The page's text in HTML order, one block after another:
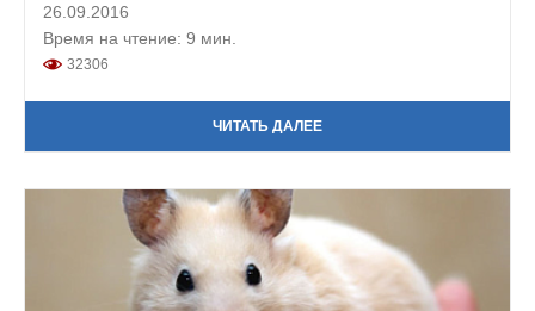
26.09.2016
Время на чтение: 9 мин.
32306
ЧИТАТЬ ДАЛЕЕ